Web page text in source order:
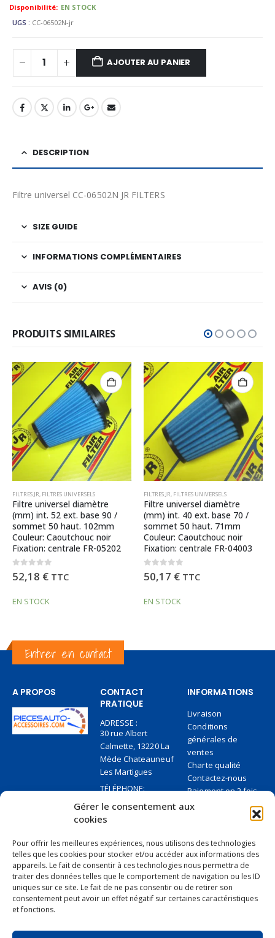
Gérer le consentement aux
cookies
Pour offrir les meilleures expériences, nous utilisons des technologies
telles que les cookies pour stocker et/ou accéder aux informations des
appareils. Le fait de consentir à ces technologies nous permettra de
traiter des données telles que le comportement de navigation ou les ID
uniques sur ce site. Le fait de ne pas consentir ou de retirer son
consentement peut avoir un effet négatif sur certaines caractéristiques
et fonctions.
Availability:
EN STOCK
UGS : CC-06502N-jr
AJOUTER AU PANIER
DESCRIPTION
Filtre universel CC-06502N JR FILTERS
SIZE GUIDE
INFORMATIONS COMPLÉMENTAIRES
AVIS (0)
PRODUITS SIMILAIRES
FILTRES JR,FILTRES UNIVERSELS
Filtre universel diamètre
(mm) int. 40 ext. base 70 /
sommet 50 haut. 71mm
Couleur: Caoutchouc noir
Fixation: centrale FR-04003
0 out of 5
50,17€ TTC
EN STOCK
FILTRES JR,FILTRES UNIVERSELS
Filtre universel diamètre
(mm) int. 75 ext. base 120 /
sommet 90 haut. 152mm
Couleur: Caoutchouc noir
Fixation: centrale FR-07504
0 out of 5
64,21€ TTC
EN STOCK
Entrer en contact
A PROPOS
CONTACT
PRATIQUE
ADRESSE :
30 rue Albert
Calmette, 13220 La
Mède Chateauneuf
Les Martigues
TÉLÉPHONE:
EMAIL:
contact@piecesauto-
accessoires.com
JOURS/HEURES DE
TRAVAIL:
Ouverte 10 AM
INFORMATIONS
Livraison
Conditions
générales de
ventes
Charte qualité
Contactez-nous
Paiement en 2 fois
sans frais
Paiement sécurisé
payer sans soucis